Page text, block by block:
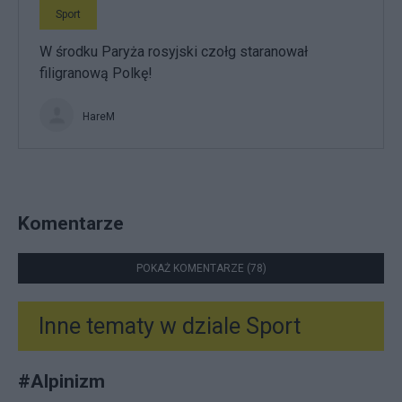
Sport
W środku Paryża rosyjski czołg staranował
filigranową Polkę!
HareM
Komentarze
POKAŻ KOMENTARZE (78)
Inne tematy w dziale Sport
#Alpinizm